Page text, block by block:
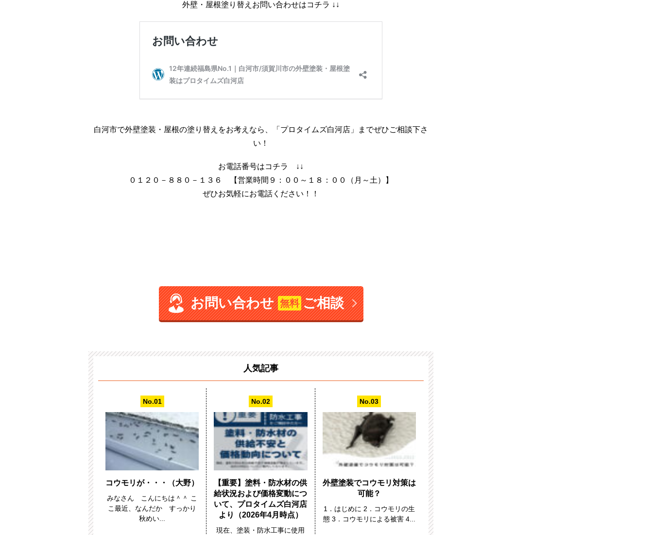
外壁・屋根塗り替えお問い合わせはコチラ ↓↓
白河市で外壁塗装・屋根の塗り替えをお考えなら、「プロタイムズ白河店」までぜひご相談下さ
い！
お電話番号はコチラ ↓↓
０１２０－８８０－１３６ 【営業時間９：００～１８：００（月～土）】
ぜひお気軽にお電話ください！！
お問い合わせ無料 ご相談
人気記事
コウモリが・・・（大野）
みなさん こんにちは＾＾ こ
こ最近、なんだか すっかり
秋めい...
【重要】塗料・防水材の供
給状況および価格変動につ
いて、プロタイムズ白河店
より（2026年4月時点）
現在、塗装・防水工事に使用
外壁塗装でコウモリ対策は
可能？
1．はじめに 2．コウモリの生
態 3．コウモリによる被害 4...